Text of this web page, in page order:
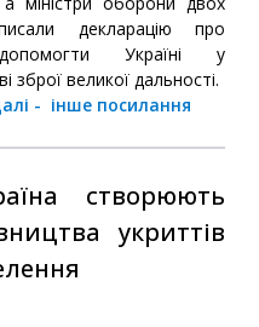
декларацію про
Україні у
зброї великої дальності.
- інше посилання
створюють
укриттів